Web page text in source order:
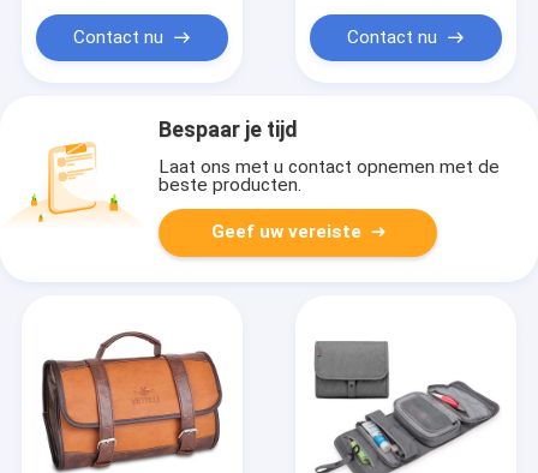
Contact nu Contact nu
Bespaar je tijd
Laat ons met u contact opnemen met de
beste producten.
Geef uw vereiste